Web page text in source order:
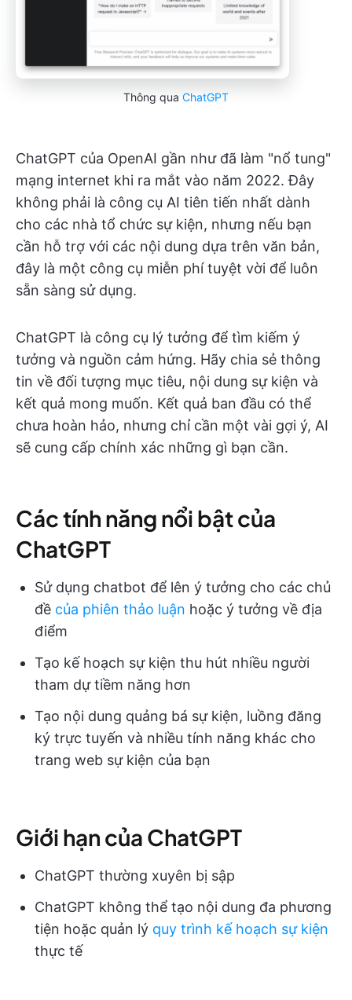
Thông qua ChatGPT
ChatGPT của OpenAI gần như đã làm "nổ tung"
mạng internet khi ra mắt vào năm 2022. Đây
không phải là công cụ AI tiên tiến nhất dành
cho các nhà tổ chức sự kiện, nhưng nếu bạn
cần hỗ trợ với các nội dung dựa trên văn bản,
đây là một công cụ miễn phí tuyệt vời để luôn
sẵn sàng sử dụng.
ChatGPT là công cụ lý tưởng để tìm kiếm ý
tưởng và nguồn cảm hứng. Hãy chia sẻ thông
tin về đối tượng mục tiêu, nội dung sự kiện và
kết quả mong muốn. Kết quả ban đầu có thể
chưa hoàn hảo, nhưng chỉ cần một vài gợi ý, AI
sẽ cung cấp chính xác những gì bạn cần.
Các tính năng nổi bật của
ChatGPT
Sử dụng chatbot để lên ý tưởng cho các chủ
đề của phiên thảo luận hoặc ý tưởng về địa
điểm
Tạo kế hoạch sự kiện thu hút nhiều người
tham dự tiềm năng hơn
Tạo nội dung quảng bá sự kiện, luồng đăng
ký trực tuyến và nhiều tính năng khác cho
trang web sự kiện của bạn
Giới hạn của ChatGPT
ChatGPT thường xuyên bị sập
ChatGPT không thể tạo nội dung đa phương
tiện hoặc quản lý quy trình kế hoạch sự kiện
thực tế